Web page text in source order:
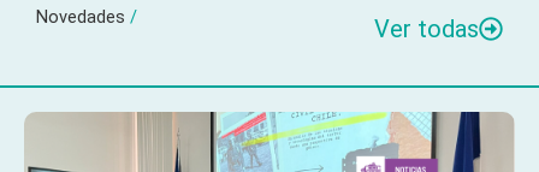
Novedades / Ver todas